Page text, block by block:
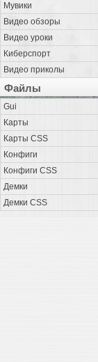
Мувики
Видео обзоры
Видео уроки
Киберспорт
Видео приколы
Файлы
Gui
Карты
Карты CSS
Конфиги
Конфиги CSS
Демки
Демки CSS